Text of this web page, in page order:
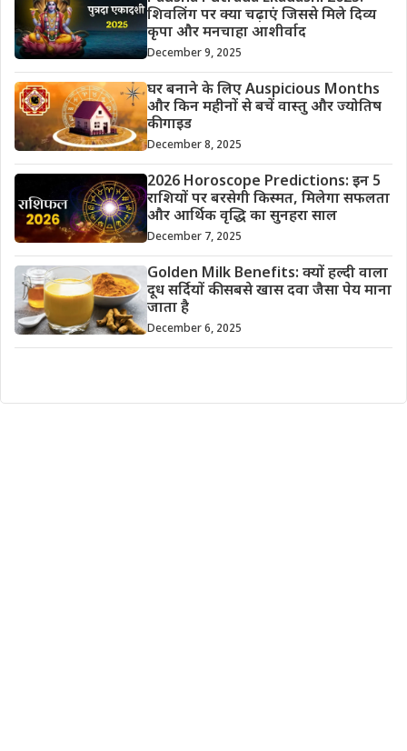
शिवलिंग पर क्या चढ़ाएं जिससे मिले दिव्य
कृपा और मनचाहा आशीर्वाद
December 9, 2025
घर बनाने के लिए Auspicious Months
और किन महीनों से बचें वास्तु और ज्योतिष
की गाइड
December 8, 2025
2026 Horoscope Predictions: इन 5
राशियों पर बरसेगी किस्मत, मिलेगा सफलता
और आर्थिक वृद्धि का सुनहरा साल
December 7, 2025
Golden Milk Benefits: क्यों हल्दी वाला
दूध सर्दियों की सबसे खास दवा जैसा पेय माना
जाता है
December 6, 2025